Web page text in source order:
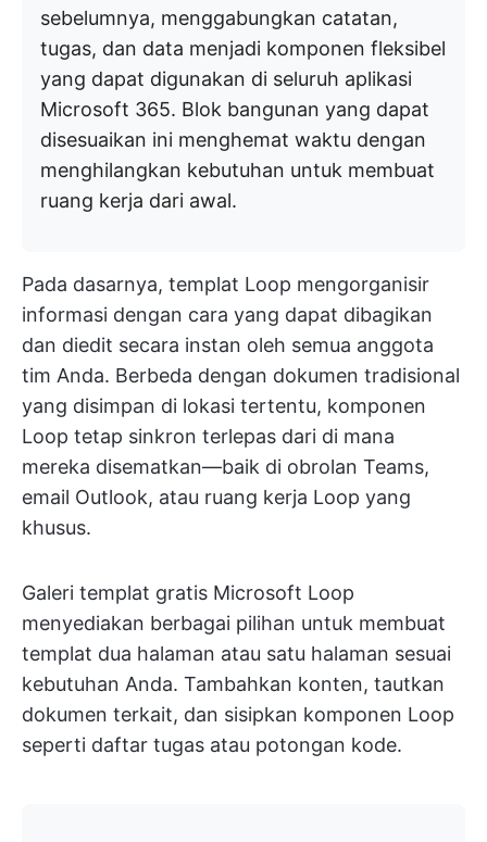
sebelumnya, menggabungkan catatan,
tugas, dan data menjadi komponen fleksibel
yang dapat digunakan di seluruh aplikasi
Microsoft 365. Blok bangunan yang dapat
disesuaikan ini menghemat waktu dengan
menghilangkan kebutuhan untuk membuat
ruang kerja dari awal.
Pada dasarnya, templat Loop mengorganisir
informasi dengan cara yang dapat dibagikan
dan diedit secara instan oleh semua anggota
tim Anda. Berbeda dengan dokumen tradisional
yang disimpan di lokasi tertentu, komponen
Loop tetap sinkron terlepas dari di mana
mereka disematkan—baik di obrolan Teams,
email Outlook, atau ruang kerja Loop yang
khusus.
Galeri templat gratis Microsoft Loop
menyediakan berbagai pilihan untuk membuat
templat dua halaman atau satu halaman sesuai
kebutuhan Anda. Tambahkan konten, tautkan
dokumen terkait, dan sisipkan komponen Loop
seperti daftar tugas atau potongan kode.